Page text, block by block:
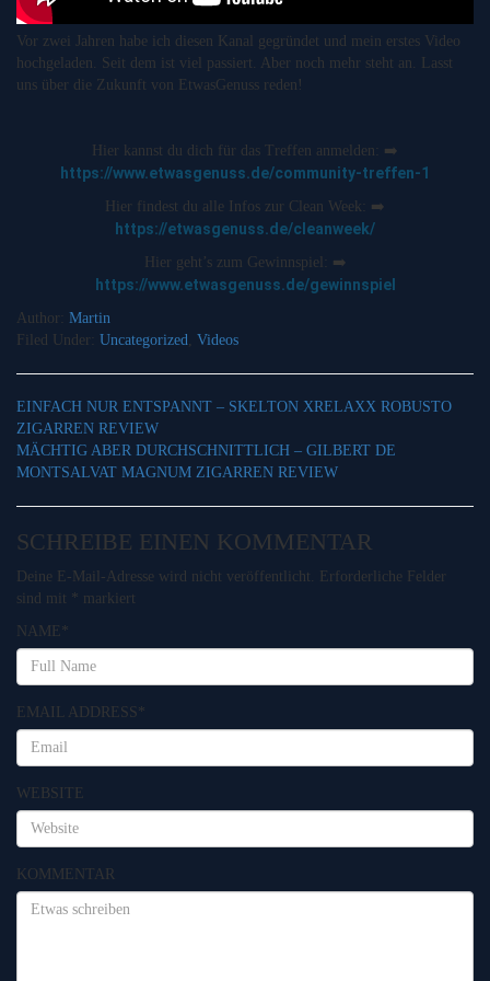
Vor zwei Jahren habe ich diesen Kanal gegründet und mein erstes Video
hochgeladen. Seit dem ist viel passiert. Aber noch mehr steht an. Lasst
uns über die Zukunft von EtwasGenuss reden!
Hier kannst du dich für das Treffen anmelden: ➡️
https://www.etwasgenuss.de/community-treffen-1
Hier findest du alle Infos zur Clean Week: ➡️
https://etwasgenuss.de/cleanweek/
Hier geht’s zum Gewinnspiel: ➡️
https://www.etwasgenuss.de/gewinnspiel
Author: Martin
Filed Under: Uncategorized Videos
EINFACH NUR ENTSPANNT – SKELTON XRELAXX ROBUSTO
ZIGARREN REVIEW
MÄCHTIG ABER DURCHSCHNITTLICH – GILBERT DE
MONTSALVAT MAGNUM ZIGARREN REVIEW
SCHREIBE EINEN KOMMENTAR
Deine E-Mail-Adresse wird nicht veröffentlicht.
Erforderliche Felder
sind mit * markiert
NAME *
EMAIL ADDRESS*
WEBSITE
KOMMENTAR